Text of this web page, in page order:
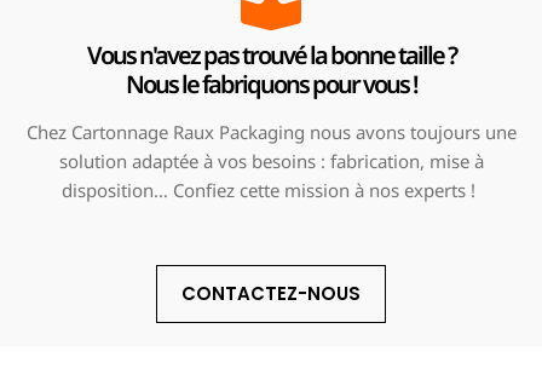
Vous n'avez pas trouvé la bonne taille ?
Nous le fabriquons pour vous !
Chez Cartonnage Raux Packaging nous avons toujours une
solution adaptée à vos besoins : fabrication, mise à
disposition… Confiez cette mission à nos experts !
CONTACTEZ-NOUS